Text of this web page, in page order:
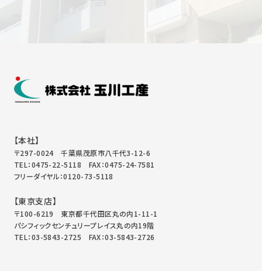
【本社】
〒297-0024 千葉県茂原市八千代3-12-6
TEL：0475-22-5118 FAX：0475-24-7581
フリーダイヤル：0120-73-5118
【東京支店】
〒100-6219 東京都千代田区丸の内1-11-1
パシフィックセンチュリープレイス丸の内19階
TEL：03-5843-2725 FAX：03-5843-2726